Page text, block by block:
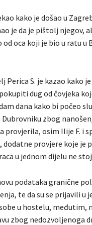
kako je došao u
je da je pištolj njegov,
od oca koji je bio u ratu
Perica S. je kazao kako
dug od čovjeka
dana kako bi počeo
Dubrovniku zbog
provjerila, osim Ilije F. i
dodatne provjere koje je
u jednom dijelu ne
podataka granične
te da su se prijavili
u hostelu, međutim,
zbog nedozvoljenoga